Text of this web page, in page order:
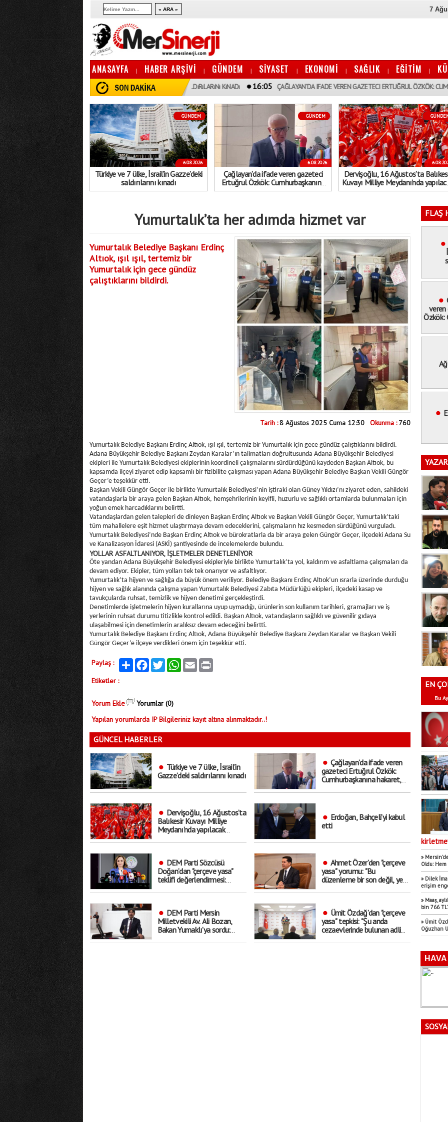
7
ANASAYFA | HABER ARŞİVİ | GÜNDEM | SİYASET | EKONOMİ | SAĞLIK | EĞİTİM |
16:06 TÜRKIYE VE 7 ÜLKE, İSRAIL’IN GAZZE’DEKI SALDıRıLARıNı KıNADı 16:05 ÇAĞLAYAN’DA IFADE VEREN GAZETECI ERTUĞRUL ÖZKÖK:
GÜNDEM
6.08.2026
Türkiye ve 7 ülke, İsrail’in Gazze’deki
saldırılarını kınadı
GÜNDEM
6.08.2026
Çağlayan’da ifade veren gazeteci
Ertuğrul Özkök: Cumhurbaşkanına
hakaret, asla aklımın ucundan dahi
Dervişoğlu, 16 Ağustos’ta
Kuvayı Milliye Meydanı’nda
"Bayrak kaldırıyorum" mitinge
Yumurtalık’ta her adımda hizmet var
Yumurtalık Belediye Başkanı Erdinç
Altıok, ışıl ışıl, tertemiz bir
Yumurtalık için gece gündüz
çalıştıklarını bildirdi.
Tarih :8 Ağustos 2025 Cuma 12:30 Okunma : 760
Yumurtalık Belediye Başkanı Erdinç Altıok, ışıl ışıl, tertemiz bir Yumurtalık için gece gündüz çalıştıklarını bildirdi.
Adana Büyükşehir Belediye Başkanı Zeydan Karalar’ın talimatları doğrultusunda Adana Büyükşehir Belediyesi
ekipleri ile Yumurtalık Belediyesi ekiplerinin koordineli çalışmalarını sürdürdüğünü kaydeden Başkan Altıok, bu
kapsamda ilçeyi ziyaret edip kapsamlı bir fizibilite çalışması yapan Adana Büyükşehir Belediye Başkan Vekili Güngör
Geçer’e teşekkür etti.
Başkan Vekili Güngör Geçer ile birlikte Yumurtalık Belediyesi’nin iştiraki olan Güney Yıldızı’nı ziyaret eden, sahildeki
vatandaşlarla bir araya gelen Başkan Altıok, hemşehrilerinin keyifli, huzurlu ve sağlıklı ortamlarda bulunmaları için
yoğun emek harcadıklarını belirtti.
Vatandaşlardan gelen talepleri de dinleyen Başkan Erdinç Altıok ve Başkan Vekili Güngör Geçer, Yumurtalık’taki
tüm mahallelere eşit hizmet ulaştırmaya devam edeceklerini, çalışmaların hız kesmeden sürdüğünü vurguladı.
Yumurtalık Belediyesi’nde Başkan Erdinç Altıok ve bürokratlarla da bir araya gelen Güngör Geçer, ilçedeki Adana Su
ve Kanalizasyon İdaresi (ASKİ) şantiyesinde de incelemelerde bulundu.
YOLLAR ASFALTLANIYOR, İŞLETMELER DENETLENİYOR
Öte yandan Adana Büyükşehir Belediyesi ekipleriyle birlikte Yumurtalık’ta yol, kaldırım ve asfaltlama çalışmaları da
devam ediyor. Ekipler, tüm yolları tek tek onarıyor ve asfaltlıyor.
Yumurtalık’ta hijyen ve sağlığa da büyük önem veriliyor. Belediye Başkanı Erdinç Altıok’un ısrarla üzerinde durduğu
hijyen ve sağlık alanında çalışma yapan Yumurtalık Belediyesi Zabıta Müdürlüğü ekipleri, ilçedeki kasap ve
tavukçularda ruhsat, temizlik ve hijyen denetimi gerçekleştirdi.
Denetimlerde işletmelerin hijyen kurallarına uyup uymadığı, ürünlerin son kullanım tarihleri, gramajları ve iş
yerlerinin ruhsat durumu titizlikle kontrol edildi. Başkan Altıok, vatandaşların sağlıklı ve güvenilir gıdaya
ulaşabilmesi için denetimlerin aralıksız devam edeceğini belirtti.
Yumurtalık Belediye Başkanı Erdinç Altıok, Adana Büyükşehir Belediye Başkanı Zeydan Karalar ve Başkan Vekili
Güngör Geçer’e ilçeye verdikleri önem için teşekkür etti.
Paylaş : Paylaş FacebookTwitter WhatsAppEmail
Etiketler :
Yorum Ekle
Yorumlar (0)
Yapılan yorumlarda IP Bilgileriniz kayıt altına alınmaktadır..!
GÜNCEL HABERLER
Türkiye ve 7 ülke, İsrail’in
Gazze’deki saldırılarını kınadı
Çağlayan’da ifade veren
gazeteci Ertuğrul Özkök:
Cumhurbaşkanına hakaret,
Dervişoğlu, 16 Ağustos’ta
Balıkesir Kuvayı Milliye
Meydanı’nda yapılacak
Erdoğan, Bahçeli’yi kabul
etti
DEM Parti Sözcüsü
Doğan’dan "çerçeve yasa"
teklifi değerlendirmesi:
Ahmet Özer’den "çerçeve
yasa" yorumu: "Bu
düzenleme bir son değil, yeni
DEM Parti Mersin
Milletvekili Av. Ali Bozan,
Bakan Yumaklı’ya sordu:
Ümit Özdağ’dan "çerçeve
yasa" tepkisi: "Şu anda
cezaevlerinde bulunan adli
FLAŞ
Özkök:
EN
Bu Ay
»
Oldu:
» Dilek
erişim
» Maaş,
bin 766
» Ümit
Oğuzhan